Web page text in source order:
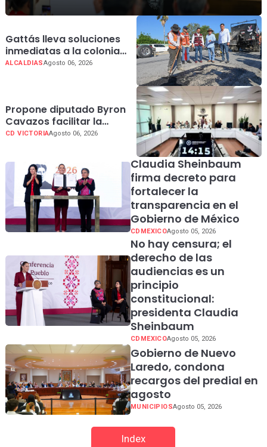
Gattás lleva soluciones
inmediatas a la colonia
Azteca 2; con “Tu Voz
ALCALDIASAgosto 06, 2026
Propone diputado Byron
Cavazos facilitar la
presentación de
CD VICTORIAAgosto 06, 2026
Claudia Sheinbaum
firma decreto para
fortalecer la
transparencia en el
Gobierno de México
CDMEXICOAgosto 05, 2026
No hay censura; el
derecho de las
audiencias es un
principio
constitucional:
presidenta Claudia
Sheinbaum
CDMEXICOAgosto 05, 2026
Gobierno de Nuevo
Laredo, condona
recargos del predial en
agosto
MUNICIPIOSAgosto 05, 2026
Index